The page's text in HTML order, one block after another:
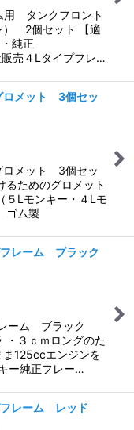
用 タンクフロント
） 2個セット 【適
純正
売４Lタイプフレ…
ロメット 3個セッ
ロメット 3個セッ
るためのグロメット
Lモンキー・４Lモ
ゴム製
レーム ブラック
ーム ブラック
・３ｃｍロングのた
125ccエンジンを
ー純正フレー…
レーム レッド